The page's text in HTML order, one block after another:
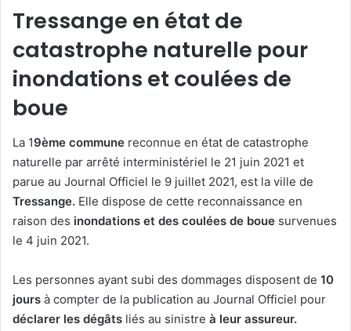
Tressange en état de
catastrophe naturelle pour
inondations et coulées de
boue
La 19ème commune reconnue en état de catastrophe
naturelle par arrêté interministériel le 21 juin 2021 et
parue au Journal Officiel le 9 juillet 2021, est la ville de
Tressange. Elle dispose de cette reconnaissance en
raison des inondations et des coulées de boue survenues
le 4 juin 2021.
Les personnes ayant subi des dommages disposent de 10
jours à compter de la publication au Journal Officiel pour
déclarer les dégâts liés au sinistre à leur assureur.